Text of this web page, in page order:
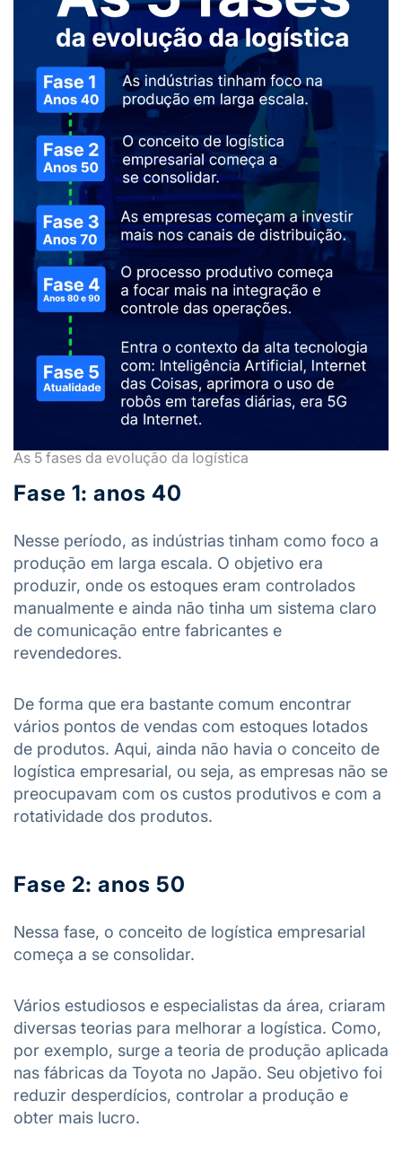
As 5 fases da evolução da logística
Fase 1: anos 40
Nesse período, as indústrias tinham como foco a
produção em larga escala. O objetivo era
produzir, onde os estoques eram controlados
manualmente e ainda não tinha um sistema claro
de comunicação entre fabricantes e
revendedores.
De forma que era bastante comum encontrar
vários pontos de vendas com estoques lotados
de produtos. Aqui, ainda não havia o conceito de
logística empresarial, ou seja, as empresas não se
preocupavam com os custos produtivos e com a
rotatividade dos produtos.
Fase 2: anos 50
Nessa fase, o conceito de logística empresarial
começa a se consolidar.
Vários estudiosos e especialistas da área, criaram
diversas teorias para melhorar a logística. Como,
por exemplo, surge a teoria de produção aplicada
nas fábricas da Toyota no Japão. Seu objetivo foi
reduzir desperdícios, controlar a produção e
obter mais lucro.